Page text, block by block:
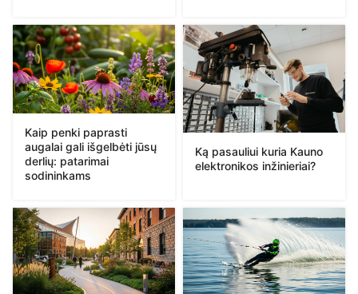
Kaip penki paprasti
augalai gali išgelbėti jūsų
derlių: patarimai
sodininkams
Ką pasauliui kuria Kauno
elektronikos inžinieriai?